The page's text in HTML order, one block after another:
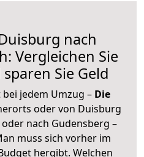
nach
Vergleichen Sie
Sie Geld
jedem Umzug – Die
oder von Duisburg
nach Gudensberg –
muss sich vorher im
hergibt. Welchen